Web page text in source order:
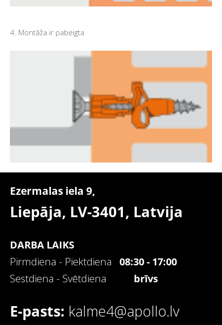
4. Montāža ir pabeigta
Ezermalas iela 9,
Liepāja, LV-3401, Latvija
DARBA LAIKS
Pirmdiena - Piektdiena 08:30 - 17:00
Sestdiena - Svētdiena brīvs
E-pasts: kalme4@apollo.lv